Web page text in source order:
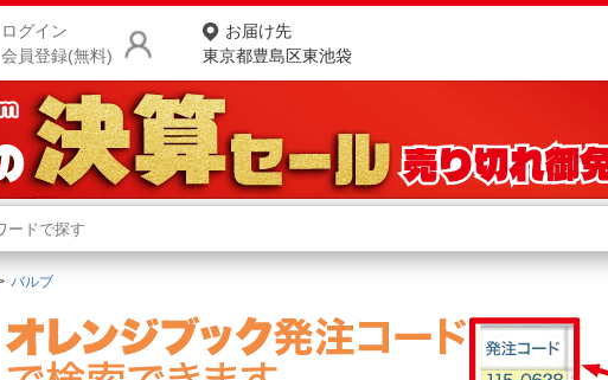
ログイン
会員登録(無料)
お届け先
東京都豊島区東池袋
商品をさがす
ランキングからさがす
バルブ